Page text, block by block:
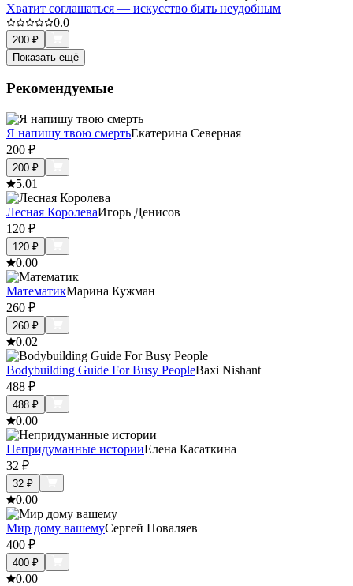
Хватит соглашаться — искусство быть неудобным
0.0
200 ₽
Показать ещё
Рекомендуемые
Я напишу твою смертьЕкатерина Северная
200 ₽
200 ₽
5.01
Лесная КоролеваИгорь Денисов
120 ₽
120 ₽
0.00
МатематикМарина Кужман
260 ₽
260 ₽
0.02
Bodybuilding Guide For Busy PeopleBaxi Nishant
488 ₽
488 ₽
0.00
Непридуманные историиЕлена Касаткина
32 ₽
32 ₽
0.00
Мир дому вашемуСергей Поваляев
400 ₽
400 ₽
0.00